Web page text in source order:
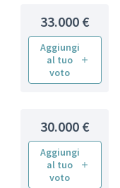
33.000 €
Aggiungi
al tuo
voto
30.000 €
Aggiungi
al tuo
voto